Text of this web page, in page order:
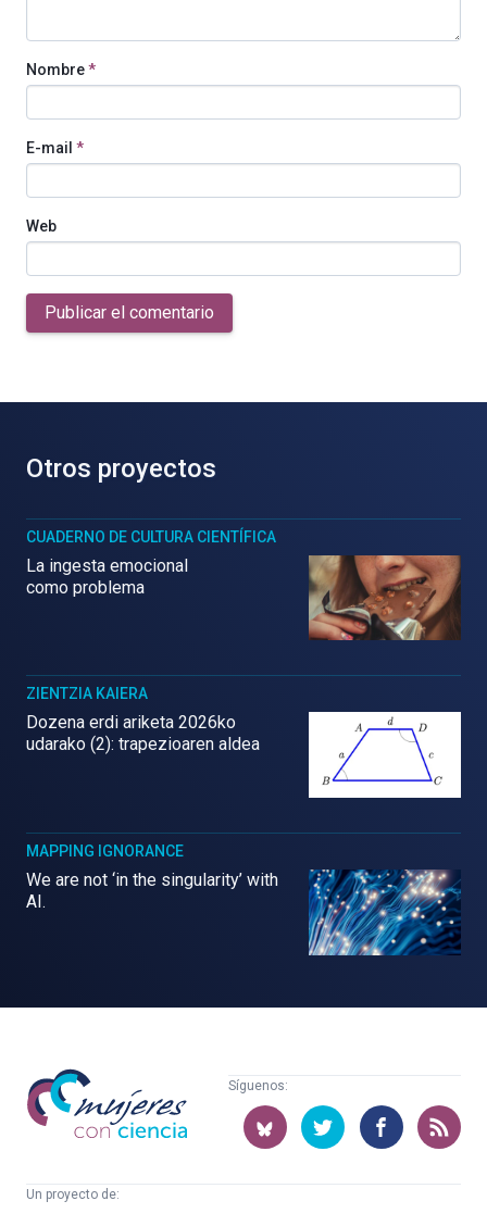
Nombre*
E-mail *
Web
Publicar el comentario
Otros proyectos
CUADERNO DE CULTURA CIENTÍFICA
La ingesta emocional
como problema
ZIENTZIA KAIERA
Dozena erdi ariketa 2026ko
udarako (2): trapezioaren aldea
MAPPING IGNORANCE
We are not ‘in the singularity’ with
AI.
Mujeres
con
ciencia
Síguenos:
Un proyecto de: